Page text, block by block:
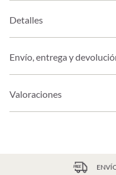
Detalles
Envío, entrega y
Valoraciones